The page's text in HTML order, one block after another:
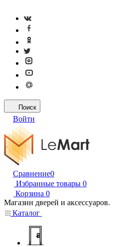
Поиск
Войти
Сравнение0
Избранные товары 0
Корзина 0
Магазин дверей и аксессуаров.
Каталог